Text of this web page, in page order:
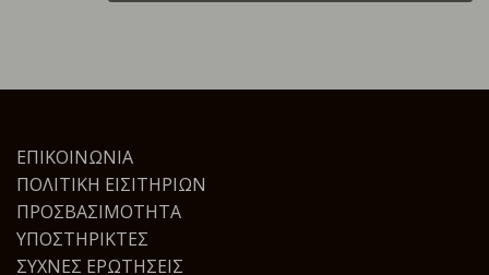
ΕΠΙΚΟΙΝΩΝΊΑ
ΠΟΛΙΤΙΚΉ ΕΙΣΙΤΗΡΊΩΝ
ΠΡΟΣΒΑΣΙΜΌΤΗΤΑ
ΥΠΟΣΤΗΡΙΚΤΈΣ
ΣΥΧΝΈΣ ΕΡΩΤΉΣΕΙΣ